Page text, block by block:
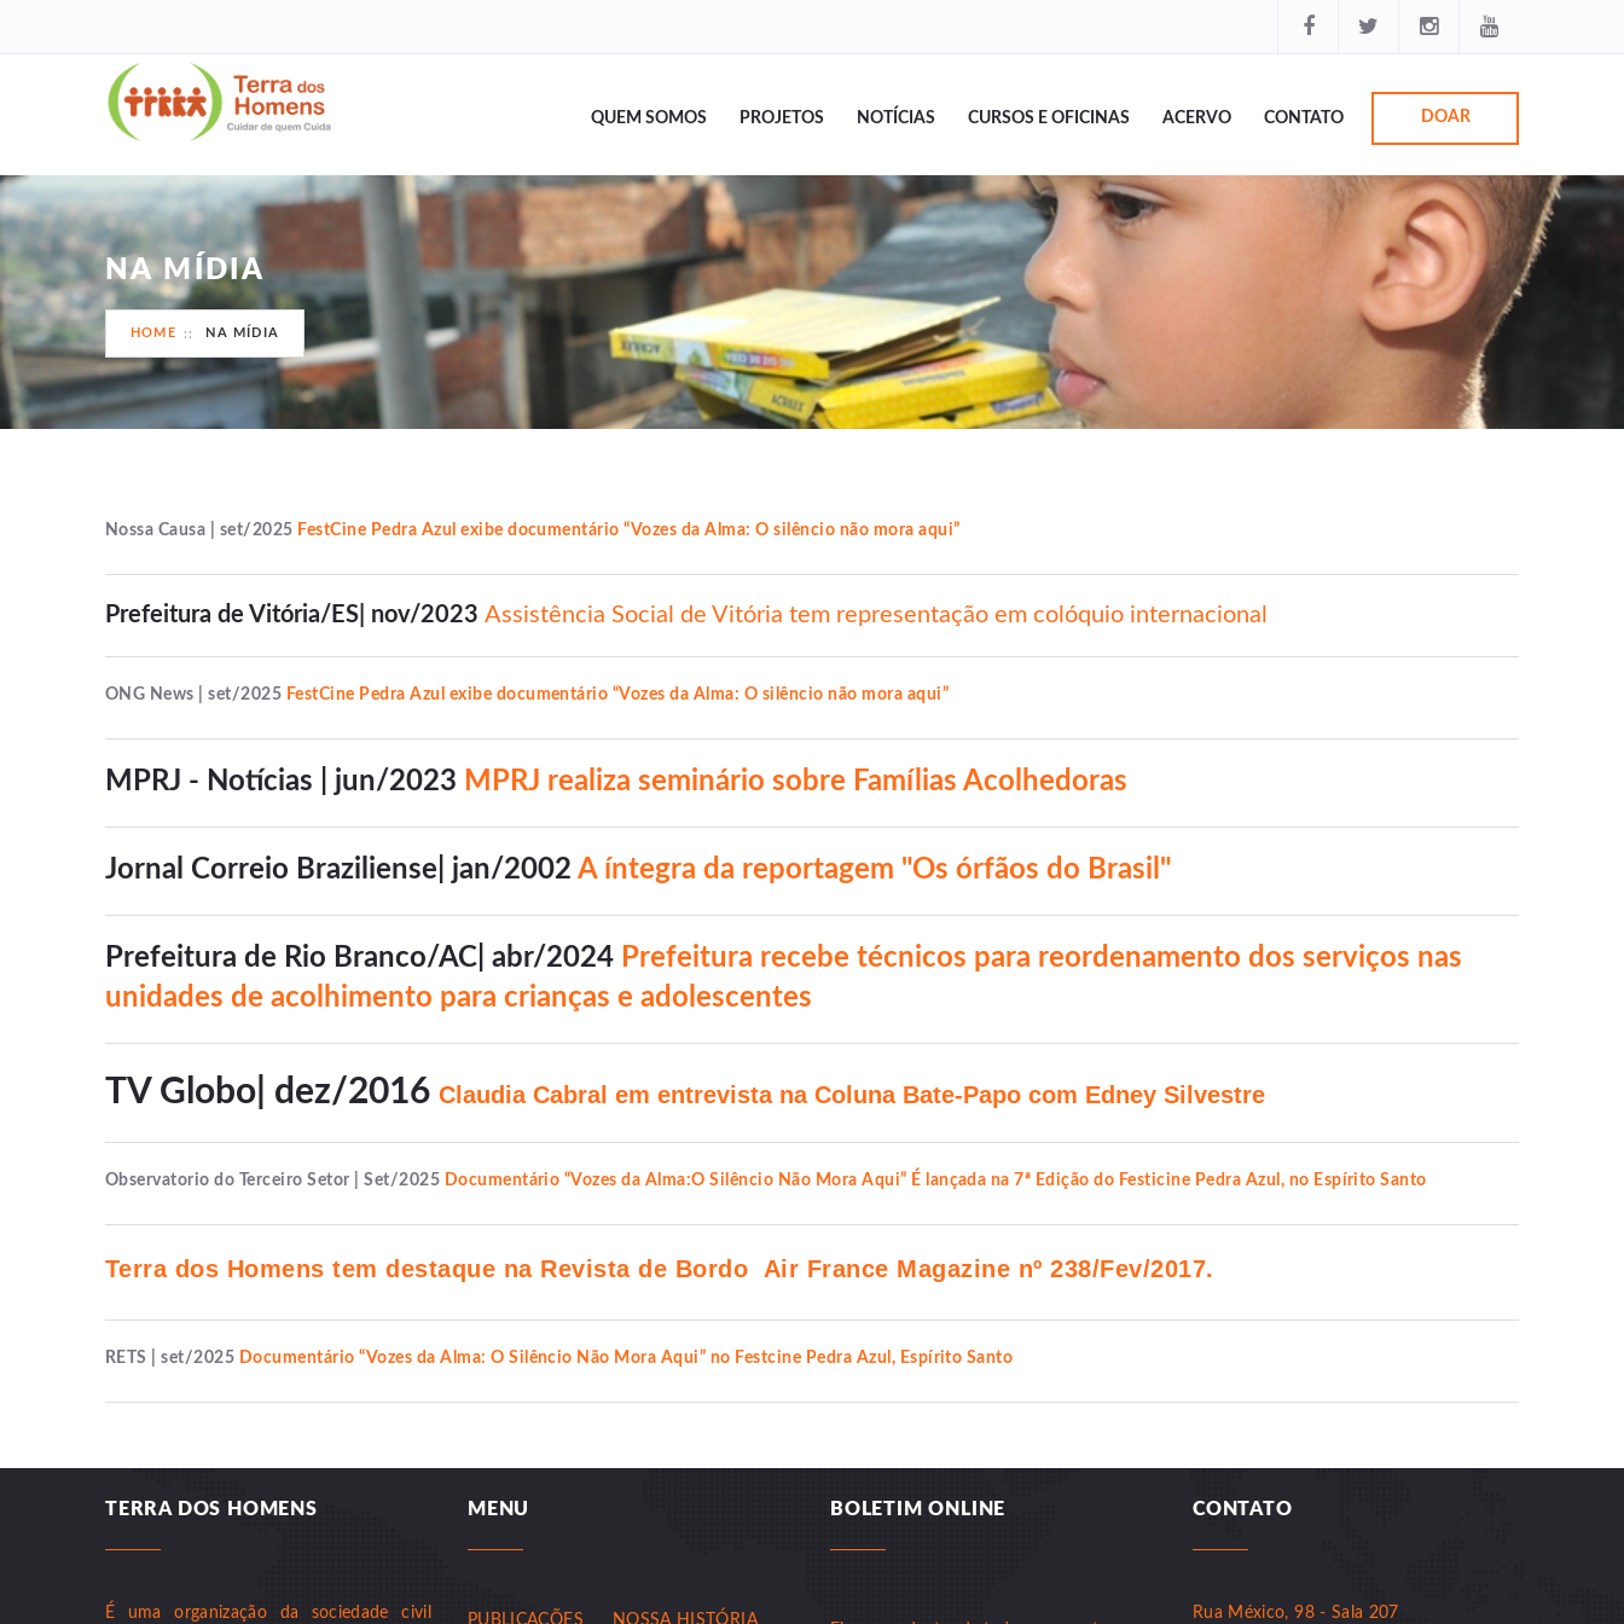
QUEM SOMOS PROJETOS NOTÍCIAS CURSOS E OFICINAS ACERVO CONTATO DOAR
NA MÍDIA
HOME NA MÍDIA
Nossa Causa | set/2025 FestCine Pedra Azul exibe documentário “Vozes da Alma: O silêncio não mora aqui”
Prefeitura de Vitória/ES| nov/2023 Assistência Social de Vitória tem representação em colóquio internacional
ONG News | set/2025 FestCine Pedra Azul exibe documentário “Vozes da Alma: O silêncio não mora aqui”
MPRJ - Notícias | jun/2023 MPRJ realiza seminário sobre Famílias Acolhedoras
Jornal Correio Braziliense| jan/2002 A íntegra da reportagem "Os órfãos do Brasil"
Prefeitura de Rio Branco/AC| abr/2024 Prefeitura recebe técnicos para reordenamento dos serviços nas
unidades de acolhimento para crianças e adolescentes
TV Globo| dez/2016 Claudia Cabral em entrevista na Coluna Bate-Papo com Edney Silvestre
Observatorio do Terceiro Setor | Set/2025 Documentário “Vozes da Alma:O Silêncio Não Mora Aqui” É lançada na 7ª Edição do Festicine Pedra Azul, no Espírito Santo
Terra dos Homens tem destaque na Revista de Bordo Air France Magazine nº 238/Fev/2017.
RETS | set/2025 Documentário “Vozes da Alma: O Silêncio Não Mora Aqui” no Festcine Pedra Azul, Espírito Santo
TERRA DOS HOMENS
É uma organização da sociedade civil
MENU
PUBLICAÇÕES NOSSA HISTÓRIA
BOLETIM ONLINE CONTATO
Rua México, 98 - Sala 207